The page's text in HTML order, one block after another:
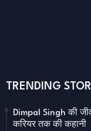
TRENDING
Dimpal Singh की
करियर तक की कहानी